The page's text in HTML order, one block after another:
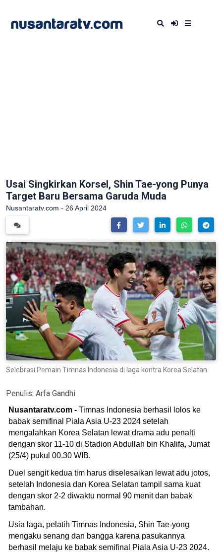
Usai Singkirkan Korsel, Shin Tae-yong Punya
Target Baru Bersama Garuda Muda
Nusantaratv.com - 26 April 2024
Selebrasi Pemain Timnas Indonesia di laga kontra Korea Selatan
Penulis: Arfa Gandhi
Nusantaratv.com - Timnas Indonesia berhasil lolos ke
babak semifinal Piala Asia U-23 2024 setelah
mengalahkan Korea Selatan lewat drama adu penalti
dengan skor 11-10 di Stadion Abdullah bin Khalifa, Jumat
(25/4) pukul 00.30 WIB.
Duel sengit kedua tim harus diselesaikan lewat adu jotos,
setelah Indonesia dan Korea Selatan tampil sama kuat
dengan skor 2-2 diwaktu normal 90 menit dan babak
tambahan.
Usia laga, pelatih Timnas Indonesia, Shin Tae-yong
mengaku senang dan bangga karena pasukannya
berhasil melaju ke babak semifinal Piala Asia U-23 2024.